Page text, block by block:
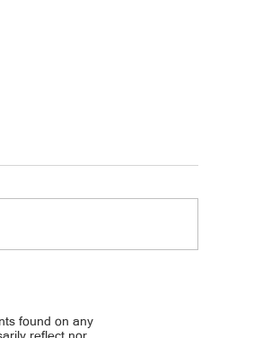
found on any